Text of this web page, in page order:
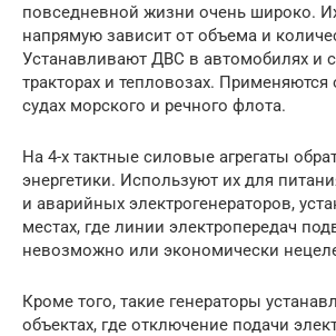
повседневной жизни очень широко.
напрямую зависит от объема и
Устанавливают ДВС в автомобилях и
тракторах и тепловозах. Применяются
судах морского и речного флота.
На 4-х тактные силовые агрегаты
энергетики. Используют их для
и аварийных электрогенераторов,
местах, где линии электропередач
невозможно или экономически
Кроме того, такие генераторы
объектах, где отключение подачи